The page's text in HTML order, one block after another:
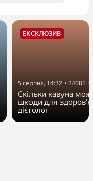
ЕКСКЛЮЗИВ
5 серпня, 14:32 • 24085
Скільки кавуна
шкоди для
дієтолог